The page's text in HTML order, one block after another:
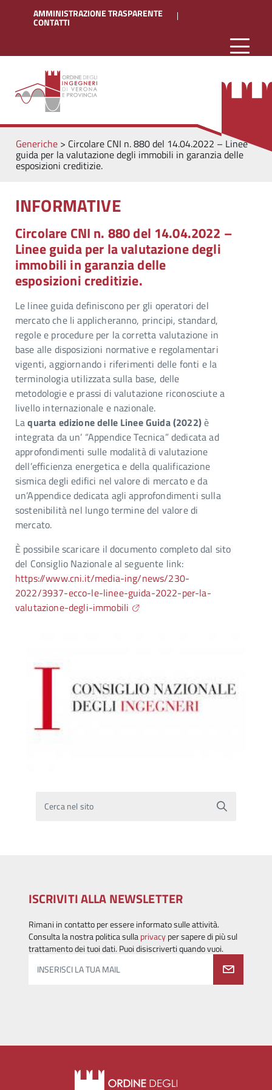
AMMINISTRAZIONE TRASPARENTE
CONTATTI
Generiche> Circolare CNI n. 880 del 14.04.2022 – Linee
guida per la valutazione degli immobili in garanzia delle
esposizioni creditizie.
INFORMATIVE
Circolare CNI n. 880 del 14.04.2022 –
Linee guida per la valutazione degli
immobili in garanzia delle
esposizioni creditizie.
Le linee guida definiscono per gli operatori del
mercato che li applicheranno, principi, standard,
regole e procedure per la corretta valutazione in
base alle disposizioni normative e regolamentari
vigenti, aggiornando i riferimenti delle fonti e la
terminologia utilizzata sulla base, delle
metodologie e prassi di valutazione riconosciute a
livello internazionale e nazionale.
Laquarta edizione delle Linee Guida (2022)è
integrata da un’ “Appendice Tecnica” dedicata ad
approfondimenti sulle modalità di valutazione
dell’efficienza energetica e della qualificazione
sismica degli edifici nel valore di mercato e da
un’Appendice dedicata agli approfondimenti sulla
sostenibilità nel lungo termine del valore di
mercato.
È possibile scaricare il documento completo dal sito
del Consiglio Nazionale al seguente link:
https://www.cni.it/media-ing/news/230-
2022/3937-ecco-le-linee-guida-2022-per-la-
valutazione-degli-immobili
Cerca nel sito
ISCRIVITI ALLA NEWSLETTER
Rimani in contatto per essere informato sulle attività.
Consulta la nostra politica sullaprivacyper sapere di più sul
trattamento dei tuoi dati. Puoi disiscriverti quando vuoi.
INSERISCI LA TUA MAIL